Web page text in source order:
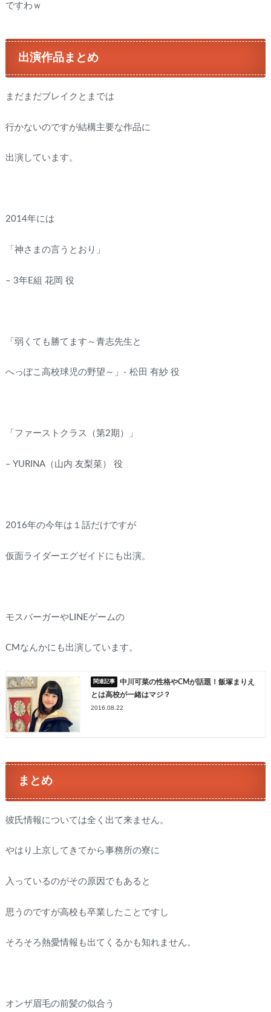
ですわｗ
出演作品まとめ
まだまだブレイクとまでは
行かないのですが結構主要な作品に
出演しています。
2014年には
「神さまの言うとおり」
– 3年E組 花岡 役
「弱くても勝てます～青志先生と
へっぽこ高校球児の野望～」- 松田 有紗 役
「ファーストクラス（第2期）」
– YURINA（山内 友梨菜） 役
2016年の今年は１話だけですが
仮面ライダーエグゼイドにも出演。
モスバーガーやLINEゲームの
CMなんかにも出演しています。
中川可菜の性格やCMが話題！飯塚まりえ
とは高校が一緒はマジ？
2016.08.22
まとめ
彼氏情報については全く出て来ません。
やはり上京してきてから事務所の寮に
入っているのがその原因でもあると
思うのですが高校も卒業したことですし
そろそろ熱愛情報も出てくるかも知れません。
オンザ眉毛の前髪の似合う